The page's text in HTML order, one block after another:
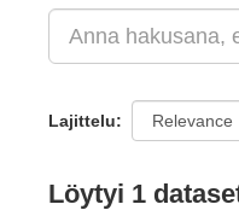
Lajittelu
Löytyi 1